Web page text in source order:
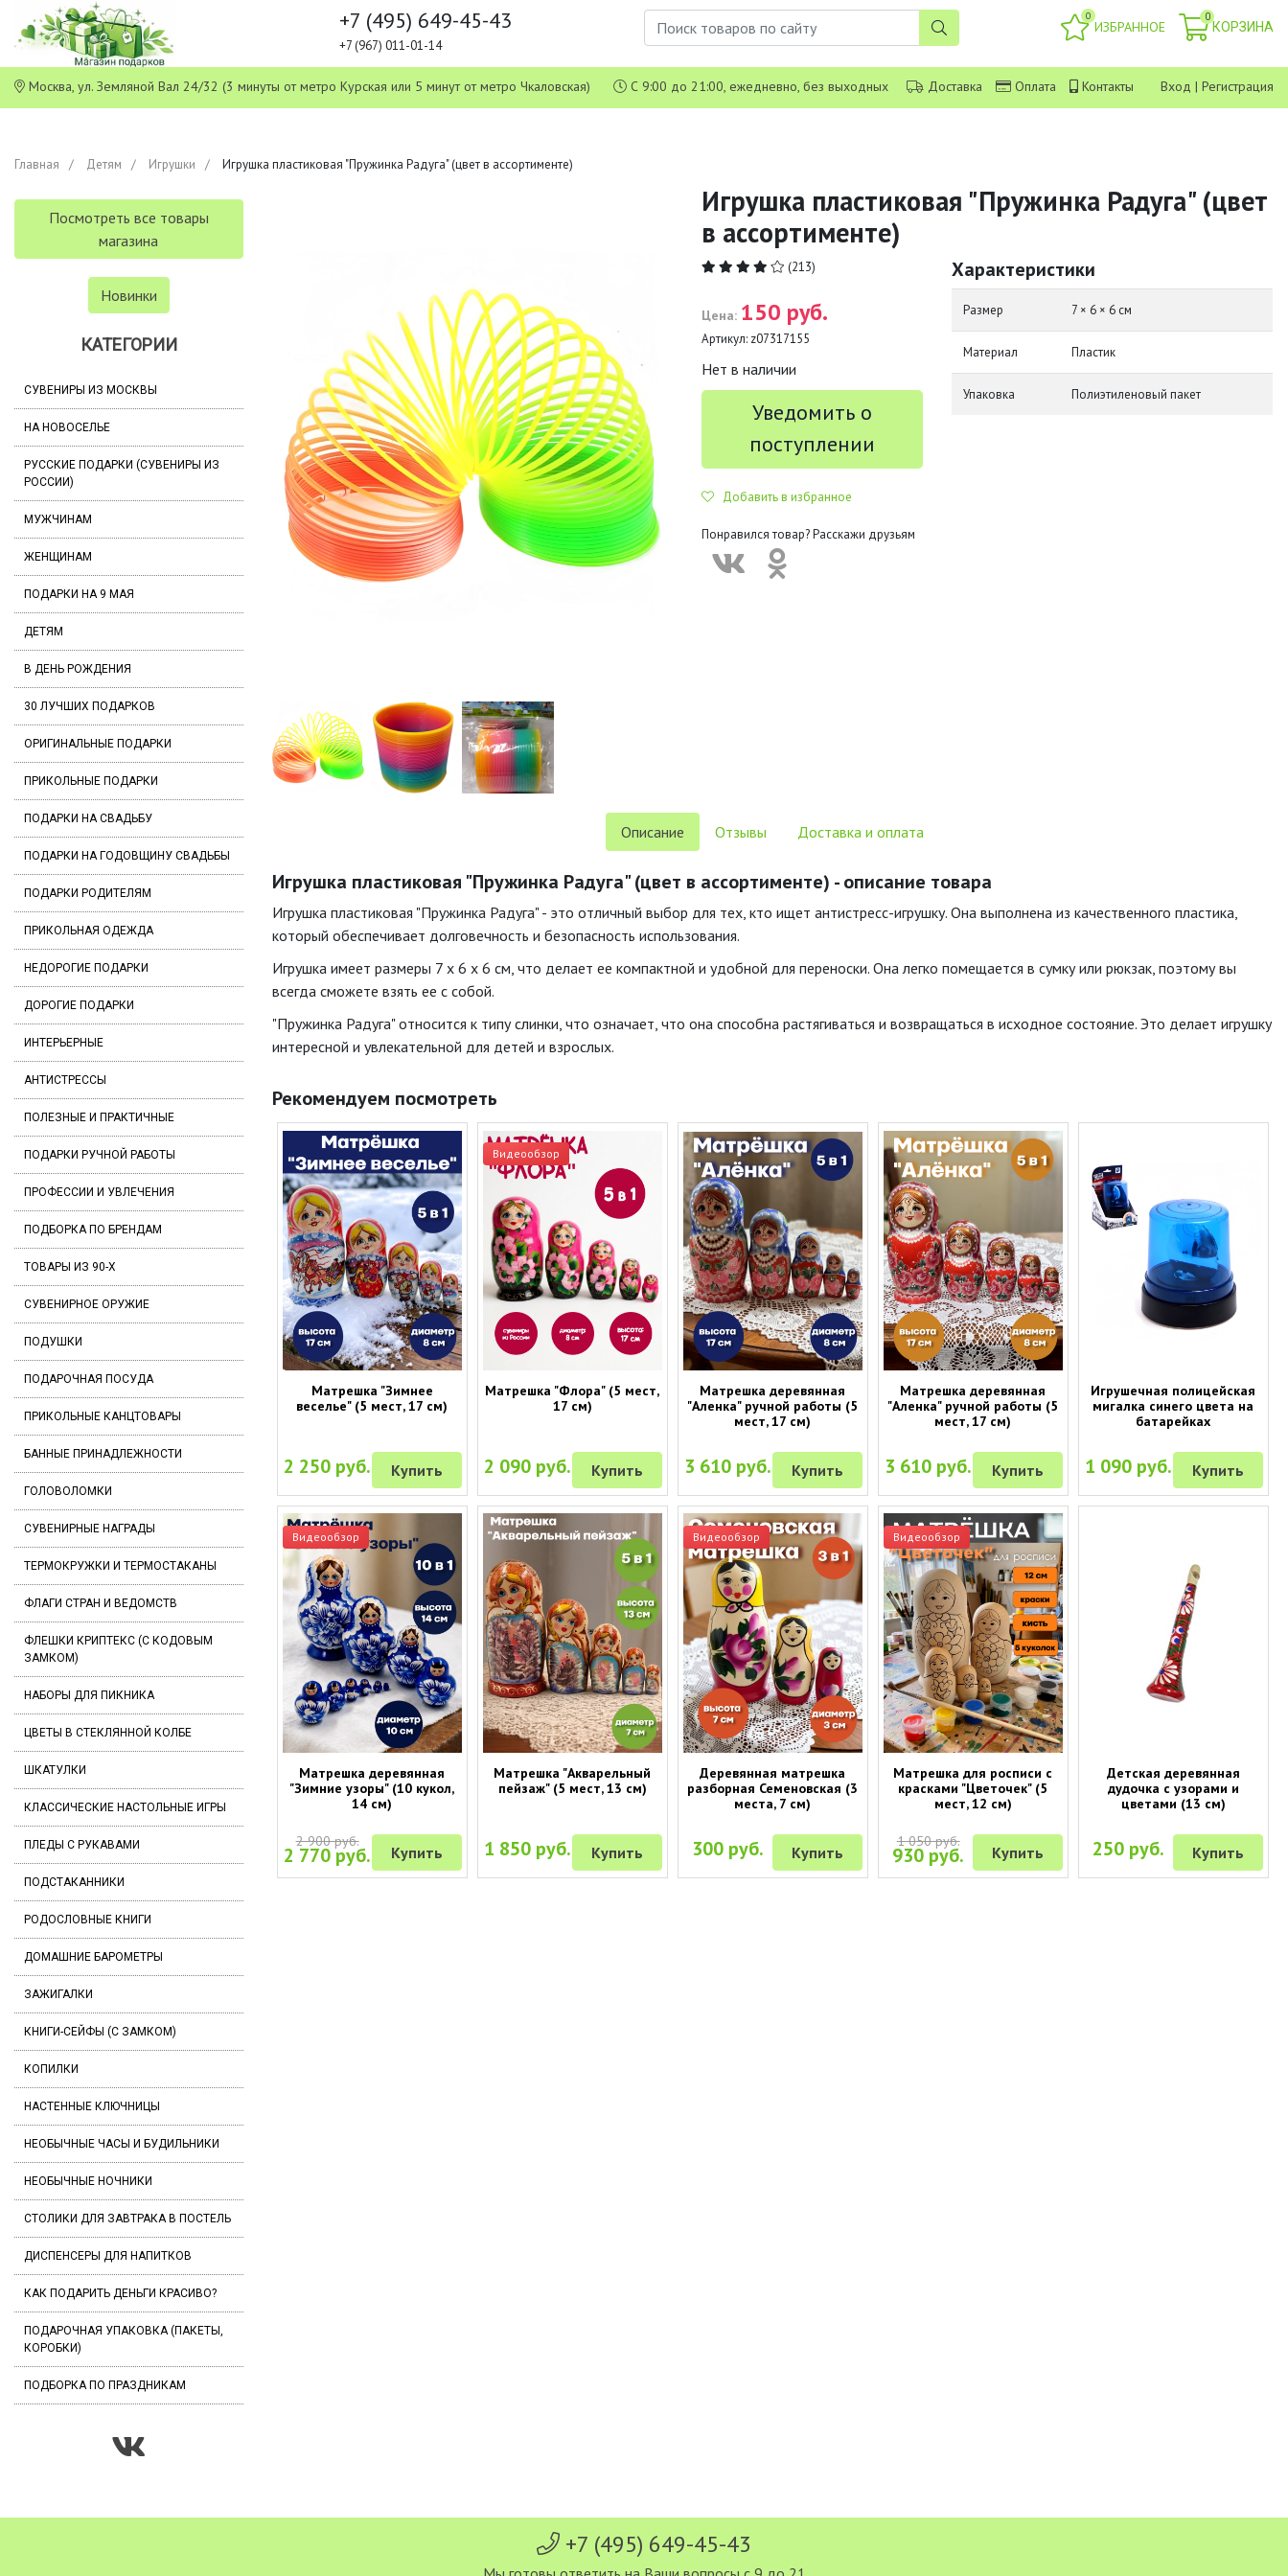
+7 (495) 649-45-43
+7 (967) 011-01-14
0
ИЗБРАННОЕ
0
КОРЗИНА
Москва, ул. Земляной Вал 24/32 (3 минуты от метро Курская или 5 минут от метро Чкаловская) С 9:00 до 21:00, ежедневно, без выходных Доставка Оплата Контакты Вход | Регистрация
Главная Детям Игрушки Игрушка пластиковая "Пружинка Радуга" (цвет в ассортименте)
Посмотреть все товары
магазина
Новинки
КАТЕГОРИИ
СУВЕНИРЫ ИЗ МОСКВЫ
НА НОВОСЕЛЬЕ
РУССКИЕ ПОДАРКИ (СУВЕНИРЫ ИЗ
РОССИИ)
МУЖЧИНАМ
ЖЕНЩИНАМ
ПОДАРКИ НА 9 МАЯ
ДЕТЯМ
В ДЕНЬ РОЖДЕНИЯ
30 ЛУЧШИХ ПОДАРКОВ
ОРИГИНАЛЬНЫЕ ПОДАРКИ
ПРИКОЛЬНЫЕ ПОДАРКИ
ПОДАРКИ НА СВАДЬБУ
ПОДАРКИ НА ГОДОВЩИНУ СВАДЬБЫ
ПОДАРКИ РОДИТЕЛЯМ
ПРИКОЛЬНАЯ ОДЕЖДА
НЕДОРОГИЕ ПОДАРКИ
ДОРОГИЕ ПОДАРКИ
ИНТЕРЬЕРНЫЕ
АНТИСТРЕССЫ
ПОЛЕЗНЫЕ И ПРАКТИЧНЫЕ
ПОДАРКИ РУЧНОЙ РАБОТЫ
ПРОФЕССИИ И УВЛЕЧЕНИЯ
ПОДБОРКА ПО БРЕНДАМ
ТОВАРЫ ИЗ 90-Х
СУВЕНИРНОЕ ОРУЖИЕ
ПОДУШКИ
ПОДАРОЧНАЯ ПОСУДА
ПРИКОЛЬНЫЕ КАНЦТОВАРЫ
БАННЫЕ ПРИНАДЛЕЖНОСТИ
ГОЛОВОЛОМКИ
СУВЕНИРНЫЕ НАГРАДЫ
ТЕРМОКРУЖКИ И ТЕРМОСТАКАНЫ
ФЛАГИ СТРАН И ВЕДОМСТВ
ФЛЕШКИ КРИПТЕКС (С КОДОВЫМ
ЗАМКОМ)
НАБОРЫ ДЛЯ ПИКНИКА
ЦВЕТЫ В СТЕКЛЯННОЙ КОЛБЕ
ШКАТУЛКИ
КЛАССИЧЕСКИЕ НАСТОЛЬНЫЕ ИГРЫ
ПЛЕДЫ С РУКАВАМИ
ПОДСТАКАННИКИ
РОДОСЛОВНЫЕ КНИГИ
ДОМАШНИЕ БАРОМЕТРЫ
ЗАЖИГАЛКИ
КНИГИ-СЕЙФЫ (С ЗАМКОМ)
КОПИЛКИ
НАСТЕННЫЕ КЛЮЧНИЦЫ
НЕОБЫЧНЫЕ ЧАСЫ И БУДИЛЬНИКИ
НЕОБЫЧНЫЕ НОЧНИКИ
СТОЛИКИ ДЛЯ ЗАВТРАКА В ПОСТЕЛЬ
ДИСПЕНСЕРЫ ДЛЯ НАПИТКОВ
КАК ПОДАРИТЬ ДЕНЬГИ КРАСИВО?
ПОДАРОЧНАЯ УПАКОВКА (ПАКЕТЫ,
КОРОБКИ)
ПОДБОРКА ПО ПРАЗДНИКАМ
Игрушка пластиковая "Пружинка Радуга" (цвет
в ассортименте)
(213)
Цена: 150 руб.
Артикул: z07317155
Нет в наличии
Уведомить о
поступлении
Добавить в избранное
Понравился товар? Расскажи друзьям
Характеристики
Размер 7 × 6 × 6 см
Материал Пластик
Упаковка Полиэтиленовый пакет
Описание Отзывы Доставка и оплата
Игрушка пластиковая "Пружинка Радуга" (цвет в ассортименте) - описание товара
Игрушка пластиковая "Пружинка Радуга" - это отличный выбор для тех, кто ищет антистресс-игрушку. Она выполнена из качественного пластика,
который обеспечивает долговечность и безопасность использования.
Игрушка имеет размеры 7 x 6 x 6 см, что делает ее компактной и удобной для переноски. Она легко помещается в сумку или рюкзак, поэтому вы
всегда сможете взять ее с собой.
"Пружинка Радуга" относится к типу слинки, что означает, что она способна растягиваться и возвращаться в исходное состояние. Это делает игрушку
интересной и увлекательной для детей и взрослых.
Рекомендуем посмотреть
Матрешка "Зимнее
веселье" (5 мест, 17 см)
2 250 руб. Купить
Видеообзор
Матрешка "Флора" (5 мест,
17 см)
2 090 руб. Купить
Матрешка деревянная
"Аленка" ручной работы (5
мест, 17 см)
3 610 руб. Купить
Матрешка деревянная
"Аленка" ручной работы (5
мест, 17 см)
3 610 руб. Купить
Игрушечная полицейская
мигалка синего цвета на
батарейках
1 090 руб. Купить
Видеообзор
Матрешка деревянная
"Зимние узоры" (10 кукол,
14 см)
2 900 руб.
2 770 руб. Купить
Матрешка "Акварельный
пейзаж" (5 мест, 13 см)
1 850 руб. Купить
Видеообзор
Деревянная матрешка
разборная Семеновская (3
места, 7 см)
300 руб. Купить
Видеообзор
Матрешка для росписи с
красками "Цветочек" (5
мест, 12 см)
1 050 руб.
930 руб. Купить
Детская деревянная
дудочка с узорами и
цветами (13 см)
250 руб. Купить
+7 (495) 649-45-43